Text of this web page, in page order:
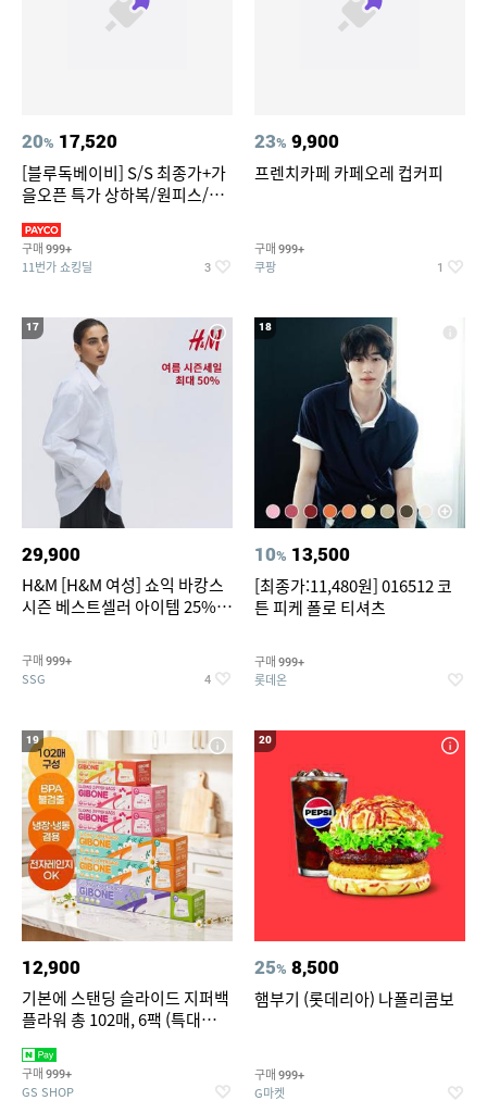
20% 17,520
[블루독베이비] S/S 최종가+가
을오픈 특가 상하복/원피스/내
구매 999+
11번가 쇼킹딜 3
23% 9,900
프렌치카페 카페오레 컵커피
구매 999+
쿠팡 1
17
29,900
H&M [H&M 여성] 쇼익 바캉스
시즌 베스트셀러 아이템 25%
구매 999+
SSG 4
18
10% 13,500
[최종가:11,480원] 016512 코
튼 피케 폴로 티셔츠
구매 999+
롯데온
19
12,900
기본에 스탠딩 슬라이드 지퍼백
플라워 총 102매, 6팩 (특대
구매 999+
GS SHOP
20
25% 8,500
햄부기 (롯데리아) 나폴리콤보
구매 999+
G마켓